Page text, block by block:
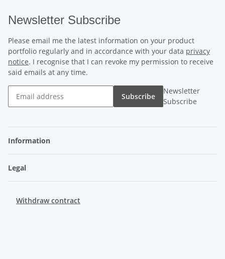
Newsletter Subscribe
Please email me the latest information on your product
portfolio regularly and in accordance with your data privacy
notice. I recognise that I can revoke my permission to receive
said emails at any time.
Subscribe
Newsletter
Subscribe
Information
Legal
Withdraw contract